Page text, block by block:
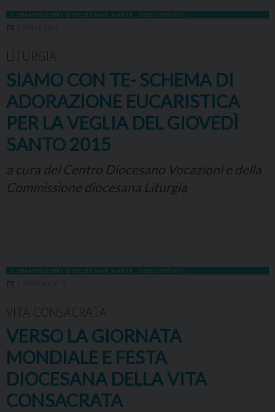
COMMISSIONI DIOCESANE VARIE DOCUMENTI
2 APRILE 2015
LITURGIA
SIAMO CON TE- SCHEMA DI
ADORAZIONE EUCARISTICA
PER LA VEGLIA DEL GIOVEDÌ
SANTO 2015
a cura del Centro Diocesano Vocazioni e della
Commissione diocesana Liturgia
COMMISSIONI DIOCESANE VARIE DOCUMENTI
2 FEBBRAIO 2015
VITA CONSACRATA
VERSO LA GIORNATA
MONDIALE E FESTA
DIOCESANA DELLA VITA
CONSACRATA